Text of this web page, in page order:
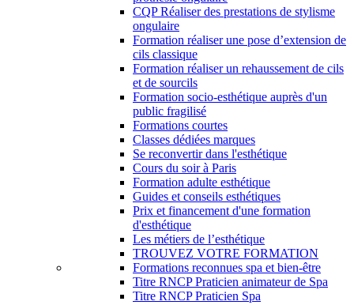
CQP Réaliser des prestations de stylisme
ongulaire
Formation réaliser une pose d’extension de
cils classique
Formation réaliser un rehaussement de cils
et de sourcils
Formation socio-esthétique auprès d'un
public fragilisé
Formations courtes
Classes dédiées marques
Se reconvertir dans l'esthétique
Cours du soir à Paris
Formation adulte esthétique
Guides et conseils esthétiques
Prix et financement d'une formation
d'esthétique
Les métiers de l’esthétique
TROUVEZ VOTRE FORMATION
Formations reconnues spa et bien-être
Titre RNCP Praticien animateur de Spa
Titre RNCP Praticien Spa